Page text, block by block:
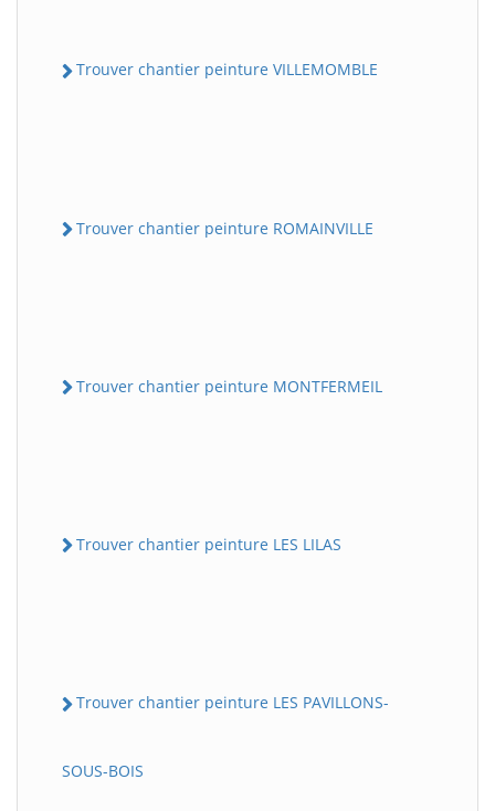
Trouver chantier peinture VILLEMOMBLE
Trouver chantier peinture ROMAINVILLE
Trouver chantier peinture MONTFERMEIL
Trouver chantier peinture LES LILAS
Trouver chantier peinture LES PAVILLONS-
SOUS-BOIS